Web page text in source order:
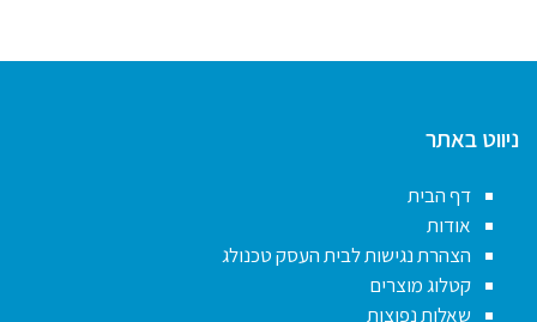
ניווט באתר
דף הבית
אודות
הצהרת נגישות לבית העסק טכנולג
קטלוג מוצרים
שאלות נפוצות